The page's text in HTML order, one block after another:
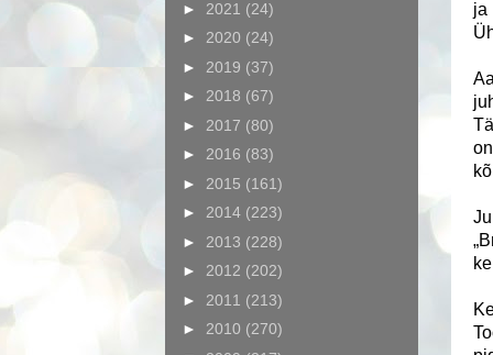
ja
► 2021 (24)
► 2020 (24)
► 2019 (37)
► 2018 (67)
► 2017 (80)
► 2016 (83)
► 2015 (161)
► 2014 (223)
► 2013 (228)
► 2012 (202)
► 2011 (213)
► 2010 (270)